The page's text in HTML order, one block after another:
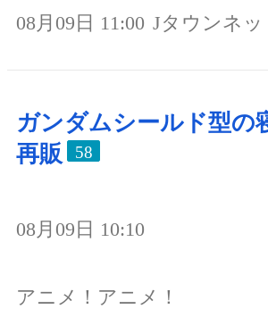
08月09日 11:00 Jタウンネッ
ガンダムシールド型の
再販
58
08月09日 10:10
アニメ！アニメ！